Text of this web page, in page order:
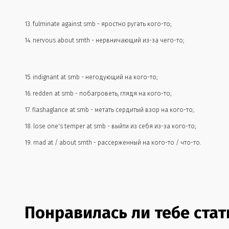
13. fulminate against smb - яростно ругать кого-то;
14. nervous about smth - нервничающий из-за чего-то;
15. indignant at smb - негодующий на кого-то;
16. redden at smb - побагроветь, глядя на кого-то;
17. flashaglance at smb - метать сердитый взор на кого-то;
18. lose one's temper at smb - выйти из себя из-за кого-то;
19. mad at / about smth - рассерженный на кого-то / что-то.
Понравилась ли тебе